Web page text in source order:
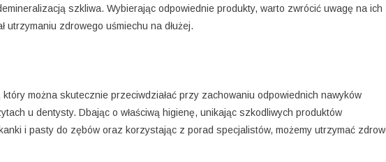
szkliwa. Wybierając odpowiednie produkty, warto zwrócić uwagę na ich
utrzymaniu zdrowego uśmiechu na dłużej.
można skutecznie przeciwdziałać przy zachowaniu odpowiednich nawyków
u dentysty. Dbając o właściwą higienę, unikając szkodliwych produktów
i pasty do zębów oraz korzystając z porad specjalistów, możemy utrzymać